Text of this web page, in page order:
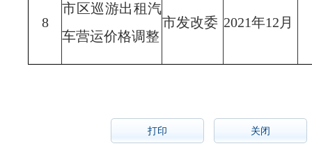
8
市区巡游出租汽
车营运价格调整
市发改委 2021年12月
打印 关闭